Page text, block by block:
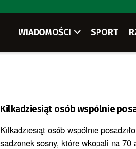
WIADOMOŚCI SPORT
Kilkadziesiąt osób wspólnie
Kilkadziesiąt osób wspólnie
sadzonek sosny, które wkopali na 70